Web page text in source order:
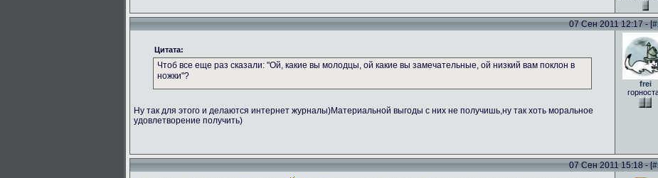
07 Сен 2011 12:17 - [
Цитата:
Чтоб все еще раз сказали: "Ой, какие вы молодцы, ой какие вы замечательные, ой низкий вам поклон в
ножки"?
Ну так для этого и делаются интернет журналы)Материальной выгоды с них не получишь,ну так хоть моральное
удовлетворение получить)
frei
07 Сен 2011 15:18 - [